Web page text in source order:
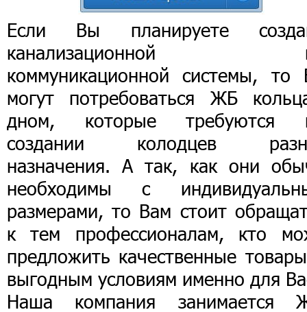
Если Вы планируете
канализационной
коммуникационной системы, то
могут потребоваться ЖБ
дном, которые требуются
создании колодцев
назначения. А так, как они
необходимы с
размерами, то Вам стоит
к тем профессионалам, кто
предложить качественные
выгодным условиям именно для
Наша компания занимается